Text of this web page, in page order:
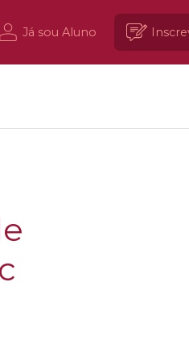
Já sou Aluno